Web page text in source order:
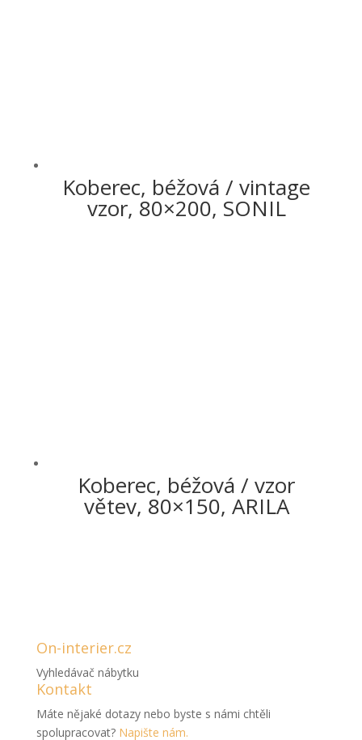
Koberec, béžová / vintage
vzor, 80×200, SONIL
Koberec, béžová / vzor
větev, 80×150, ARILA
On-interier.cz
Vyhledávač nábytku
Kontakt
Máte nějaké dotazy nebo byste s námi chtěli
spolupracovat? Napište nám.